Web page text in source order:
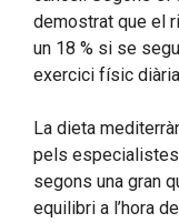
demostrat que el
un 18 % si se
exercici físic
La dieta
pels especialistes
segons una gran
equilibri a l’hora